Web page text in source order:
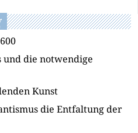
und die notwendige
Kunst
die Entfaltung der